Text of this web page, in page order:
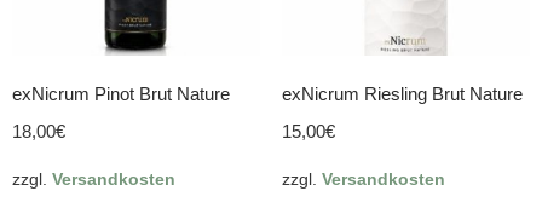
exNicrum Pinot Brut Nature
18,00€
zzgl. Versandkosten
exNicrum Riesling Brut Nature
15,00€
zzgl. Versandkosten